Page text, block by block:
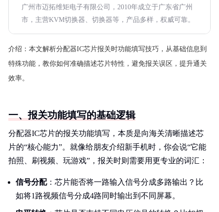
广州市迈拓维矩电子有限公司，2010年成立于广东省广州
市，主营KVM切换器、切换器等，产品多样，权威可靠。
介绍： 本文解析分配器IC芯片报关时功能填写技巧，从基础信息到
特殊功能，教你如何准确描述芯片特性，避免报关误区，提升通关
效率。
一、报关功能填写的基础逻辑
分配器IC芯片的报关功能填写，本质是向海关清晰描述芯
片的“核心能力”。就像给朋友介绍新手机时，你会说“它能
拍照、刷视频、玩游戏”，报关时则需要用更专业的词汇：
信号分配：芯片能否将一路输入信号分成多路输出？比
如将1路视频信号分成4路同时输出到不同屏幕。